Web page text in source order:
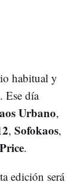
habitual y
Ese día
Urbano,
, Sofokaos,
.
edición será